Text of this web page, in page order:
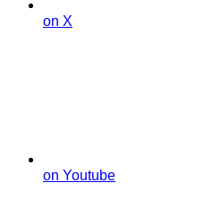
on X
on Youtube